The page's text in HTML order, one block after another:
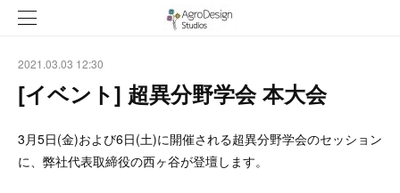
2021.03.03 12:30
[イベント] 超異分野学会 本大会
3月5日(金)および6日(土)に開催される超異分野学会のセッション
に、弊社代表取締役の西ヶ谷が登壇します。